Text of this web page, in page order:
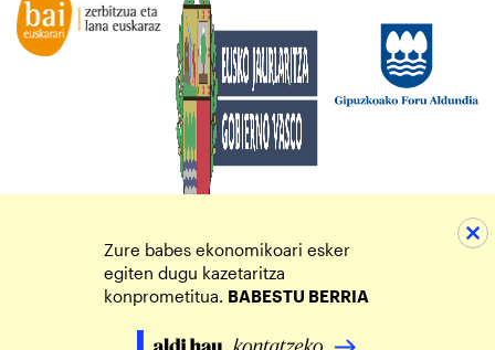
Zure babes ekonomikoari esker
egiten dugu kazetaritza
konprometitua. BABESTU BERRIA